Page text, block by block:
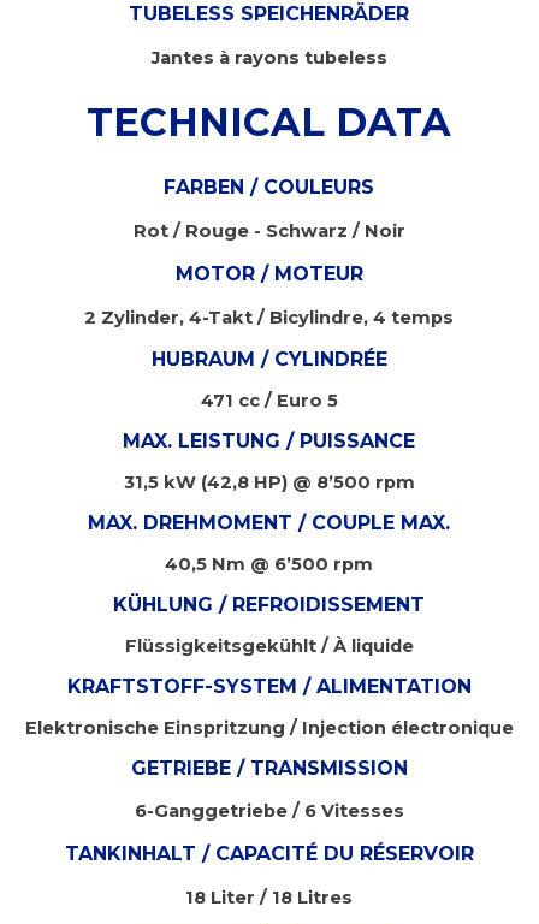
TUBELESS SPEICHENRÄDER
Jantes à rayons tubeless
TECHNICAL DATA
FARBEN / COULEURS
Rot / Rouge - Schwarz / Noir
MOTOR / MOTEUR
2 Zylinder, 4-Takt / Bicylindre, 4 temps
HUBRAUM / CYLINDRÉE
471 cc / Euro 5
MAX. LEISTUNG / PUISSANCE
31,5 kW (42,8 HP) @ 8’500 rpm
MAX. DREHMOMENT / COUPLE MAX.
40,5 Nm @ 6’500 rpm
KÜHLUNG / REFROIDISSEMENT
Flüssigkeitsgekühlt / À liquide
KRAFTSTOFF-SYSTEM / ALIMENTATION
Elektronische Einspritzung / Injection électronique
GETRIEBE / TRANSMISSION
6-Ganggetriebe / 6 Vitesses
TANKINHALT / CAPACITÉ DU RÉSERVOIR
18 Liter / 18 Litres